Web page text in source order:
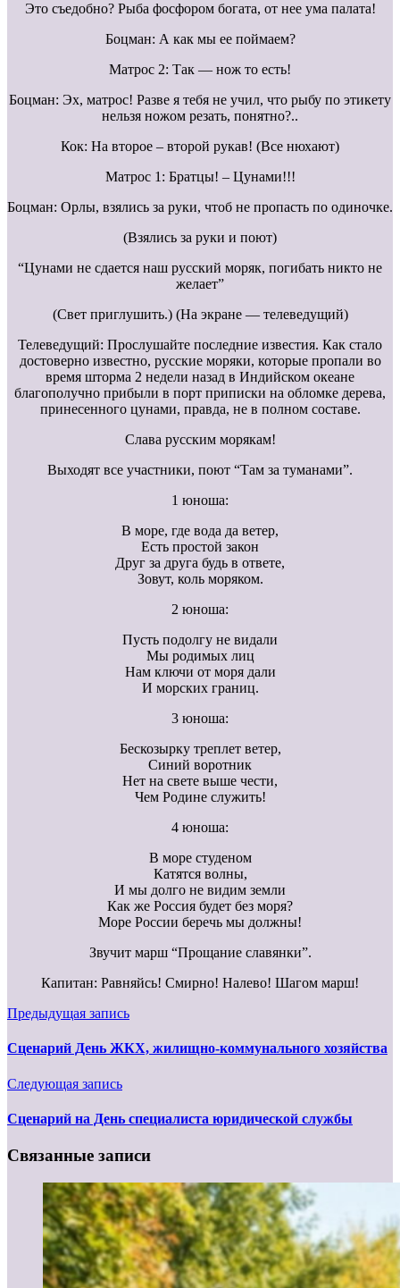
Это съедобно? Рыба фосфором богата, от нее ума палата!
Боцман: А как мы ее поймаем?
Матрос 2: Так — нож то есть!
Боцман: Эх, матрос! Разве я тебя не учил, что рыбу по этикету
нельзя ножом резать, понятно?..
Кок: На второе – второй рукав! (Все нюхают)
Матрос 1: Братцы! – Цунами!!!
Боцман: Орлы, взялись за руки, чтоб не пропасть по одиночке.
(Взялись за руки и поют)
“Цунами не сдается наш русский моряк, погибать никто не
желает”
(Свет приглушить.) (На экране — телеведущий)
Телеведущий: Прослушайте последние известия. Как стало
достоверно известно, русские моряки, которые пропали во
время шторма 2 недели назад в Индийском океане
благополучно прибыли в порт приписки на обломке дерева,
принесенного цунами, правда, не в полном составе.
Слава русским морякам!
Выходят все участники, поют “Там за туманами”.
1 юноша:
В море, где вода да ветер,
Есть простой закон
Друг за друга будь в ответе,
Зовут, коль моряком.
2 юноша:
Пусть подолгу не видали
Мы родимых лиц
Нам ключи от моря дали
И морских границ.
3 юноша:
Бескозырку треплет ветер,
Синий воротник
Нет на свете выше чести,
Чем Родине служить!
4 юноша:
В море студеном
Катятся волны,
И мы долго не видим земли
Как же Россия будет без моря?
Море России беречь мы должны!
Звучит марш “Прощание славянки”.
Капитан: Равняйсь! Смирно! Налево! Шагом марш!
Предыдущая запись
Сценарий День ЖКХ, жилищно-коммунального хозяйства
Следующая запись
Сценарий на День специалиста юридической службы
Связанные записи